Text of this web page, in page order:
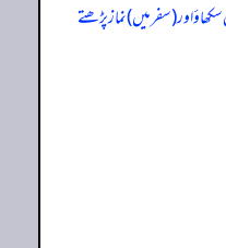
سکھاؤ اور (سفر میں) نماز پڑھتے